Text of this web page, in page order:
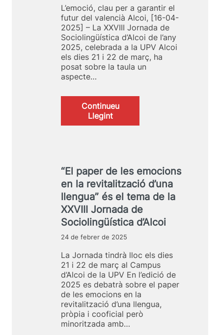
d
e
l
a
X
X
I
o
r
n
a
S
o
i
o
l
n
ü
í
s
t
i
c
a
d
a
d
a
d
e
S
o
o
l
i
n
t
i
c
d
’
A
c
o
i
“
E
s
t
r
L’emoció, clau per a garantir el
futur del valencià Alcoi, [16-04-
2025] – La XXVIII Jornada de
Sociolingüística d’Alcoi de l’any
2025, celebrada a la UPV Alcoi
els dies 21 i 22 de març, ha
posat sobre la taula un
aspecte…
Continueu
Llegint:
N
e
P
r
m
s
a
“El paper de les emocions
en la revitalització d’una
llengua” és el tema de la
XXVIII Jornada de
Sociolingüística d’Alcoi
24 de febrer de 2025
La Jornada tindrà lloc els dies
21 i 22 de març al Campus
d’Alcoi de la UPV En l’edició de
2025 es debatrà sobre el paper
de les emocions en la
revitalització d’una llengua,
pròpia i cooficial però
minoritzada amb…